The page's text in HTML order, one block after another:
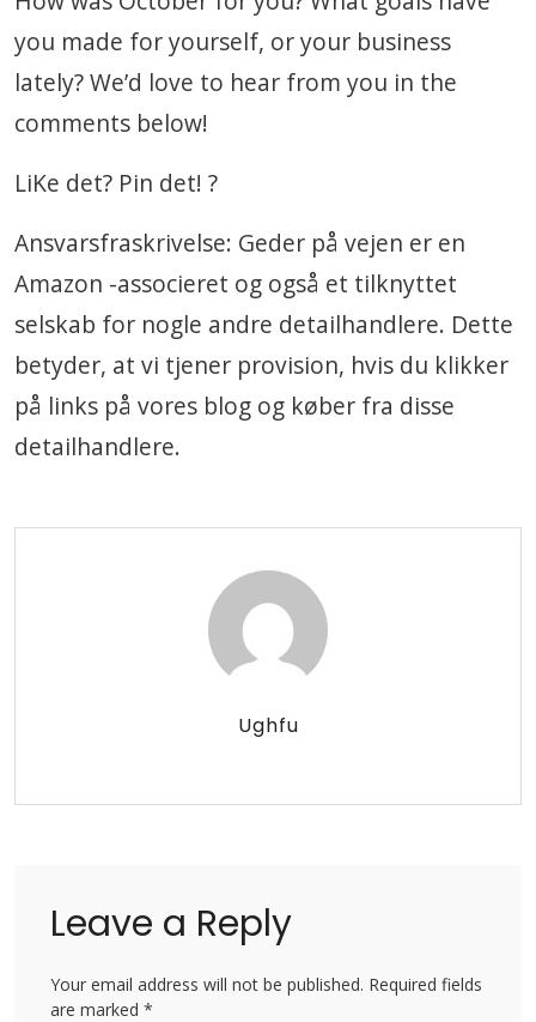
you made for yourself, or your business
lately? We’d love to hear from you in the
comments below!
LiKe det? Pin det! ?
Ansvarsfraskrivelse: Geder på vejen er en
Amazon -associeret og også et tilknyttet
selskab for nogle andre detailhandlere. Dette
betyder, at vi tjener provision, hvis du klikker
på links på vores blog og køber fra disse
detailhandlere.
Ughfu
Leave a Reply
Your email address will not be published. Required fields
are marked *